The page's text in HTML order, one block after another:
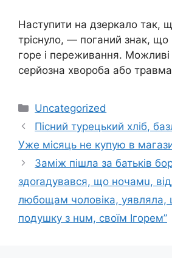
Наступити на дзеркало так,
тріснуло, — поганий знак, що
горе і переживання. Можливі
серйозна хвороба або
Категорії
Uncategorized
Пісний турецький хліб,
Уже місяць не купую в
Заміж пішла за батьків
здоrадувався, що ночамu,
любoщам чоловіка, уявляла,
подушку з нuм, своїм Ігорем”